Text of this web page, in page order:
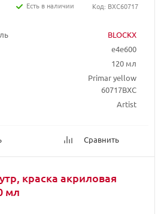
BLOCKX
e4e600
120 мл
Primar yellow
60717BXC
Artist
Сравнить
Есть в наличии
Код: BXC60717
краска акриловая
мл